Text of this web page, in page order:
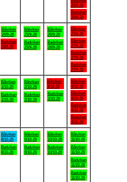
20/9-26
Badviken
20/9-26
Båtviken
24/9-26
Badviken
24/9-26
Båtviken
25/9-26
Badviken
25/9-26
Båtviken
26/9-26
Badviken
26/9-26
Båtviken
27/9-26
Båtviken
27/9-26
Badviken
27/9-26
Badviken
27/9-26
Båtviken
1/10-26
Badviken
1/10-26
Båtviken
2/10-26
Badviken
2/10-26
Båtviken
3/10-26
Badviken
3/10-26
Båtviken
4/10-26
Båtviken
4/10-26
Badviken
4/10-26
Badviken
4/10-26
Båtviken
8/10-26
Badviken
8/10-26
Båtviken
9/10-26
Badviken
9/10-26
Båtviken
10/10-26
Badviken
10/10-26
Båtviken
11/10-26
Båtviken
11/10-26
Badviken
11/10-26
Badviken
11/10-26